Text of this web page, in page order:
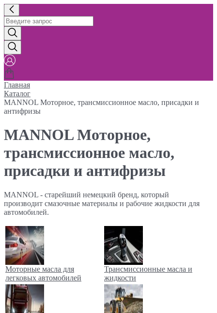
Главная
Каталог
MANNOL Моторное, трансмиссионное масло, присадки и
антифризы
MANNOL Моторное,
трансмиссионное масло,
присадки и антифризы
MANNOL - старейший немецкий бренд, который
производит смазочные материалы и рабочие жидкости для
автомобилей.
Моторные масла для
легковых автомобилей
Трансмиссионные масла и
жидкости